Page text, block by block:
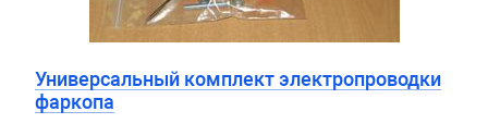
Универсальный комплект электропроводки
фаркопа